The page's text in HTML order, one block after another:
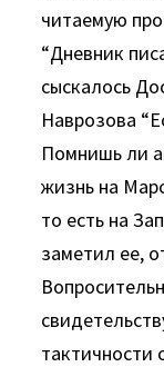
читаемую
“Дневник
сыскалось
Наврозова
Помнишь ли
жизнь на
то есть на
заметил ее,
тактичности